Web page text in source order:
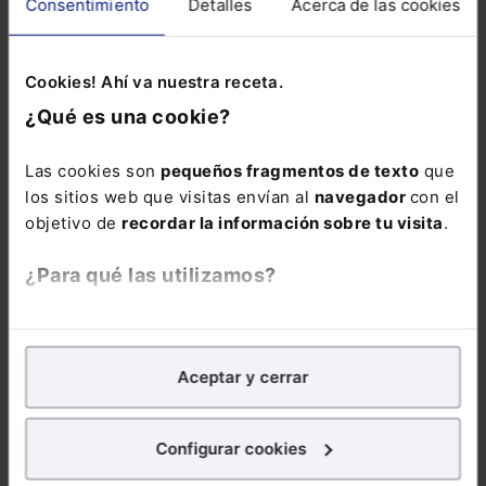
Consentimiento Detalles Acerca de las cookies
Cookies! Ahí va nuestra receta.
¿Qué es una cookie?
Las cookies son pequeños fragmentos de texto que
los sitios web que visitas envían al navegador con el
objetivo de recordar la información sobre tu visita.
¿Para qué las utilizamos?
analíticospara tratar demejorar tu experienciaen
nuestra página web. También con fines publicitarios,
para poder mostrarte publicidad y contenidos de tu
Aceptar y cerrar
Configurar cookies
cumplir con la nueva normativa.
Memento Social
2026
La obra mejor
ámbito jurídico,